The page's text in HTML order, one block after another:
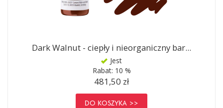
Dark Walnut - ciepły i nieorganiczny bar...
Jest
Rabat: 10 %
481,50 zł
DO KOSZYKA